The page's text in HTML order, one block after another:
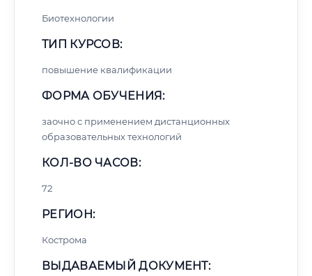
Биотехнологии
ТИП КУРСОВ:
повышение квалификации
ФОРМА ОБУЧЕНИЯ:
заочно с применением дистанционных
образовательных технологий
КОЛ-ВО ЧАСОВ:
72
РЕГИОН:
Кострома
ВЫДАВАЕМЫЙ ДОКУМЕНТ: